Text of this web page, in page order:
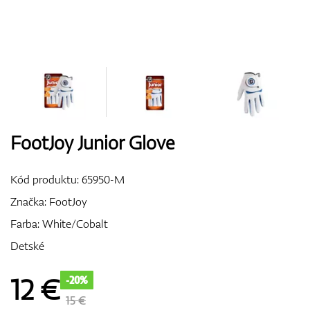
Bagy
FootJoy Junior Glove
Kód produktu:65950-M
Značka: FootJoy
Farba: White/Cobalt
Detské
12€ -20%
15 €